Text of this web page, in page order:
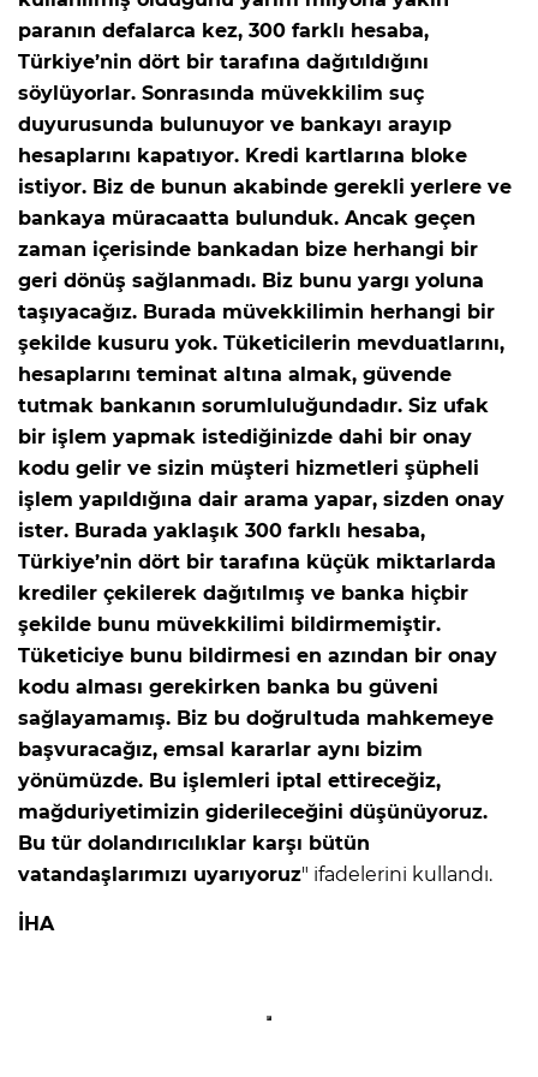
paranın defalarca kez, 300 farklı hesaba,
Türkiye’nin dört bir tarafına dağıtıldığını
söylüyorlar. Sonrasında müvekkilim suç
duyurusunda bulunuyor ve bankayı arayıp
hesaplarını kapatıyor. Kredi kartlarına bloke
istiyor. Biz de bunun akabinde gerekli yerlere ve
bankaya müracaatta bulunduk. Ancak geçen
zaman içerisinde bankadan bize herhangi bir
geri dönüş sağlanmadı. Biz bunu yargı yoluna
taşıyacağız. Burada müvekkilimin herhangi bir
şekilde kusuru yok. Tüketicilerin mevduatlarını,
hesaplarını teminat altına almak, güvende
tutmak bankanın sorumluluğundadır. Siz ufak
bir işlem yapmak istediğinizde dahi bir onay
kodu gelir ve sizin müşteri hizmetleri şüpheli
işlem yapıldığına dair arama yapar, sizden onay
ister. Burada yaklaşık 300 farklı hesaba,
Türkiye’nin dört bir tarafına küçük miktarlarda
krediler çekilerek dağıtılmış ve banka hiçbir
şekilde bunu müvekkilimi bildirmemiştir.
Tüketiciye bunu bildirmesi en azından bir onay
kodu alması gerekirken banka bu güveni
sağlayamamış. Biz bu doğrultuda mahkemeye
başvuracağız, emsal kararlar aynı bizim
yönümüzde. Bu işlemleri iptal ettireceğiz,
mağduriyetimizin giderileceğini düşünüyoruz.
Bu tür dolandırıcılıklar karşı bütün
vatandaşlarımızı uyarıyoruz" ifadelerini kullandı.
İHA